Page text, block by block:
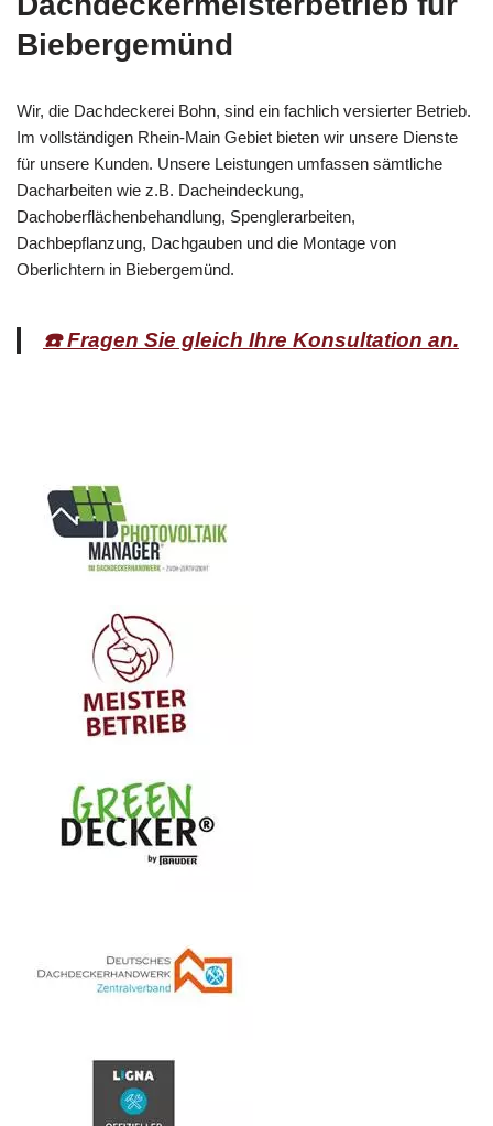
Biebergemünd
Wir, die Dachdeckerei Bohn, sind ein fachlich versierter Betrieb.
Im vollständigen Rhein-Main Gebiet bieten wir unsere Dienste
für unsere Kunden. Unsere Leistungen umfassen sämtliche
Dacharbeiten wie z.B. Dacheindeckung,
Dachoberflächenbehandlung, Spenglerarbeiten,
Dachbepflanzung, Dachgauben und die Montage von
Oberlichtern in Biebergemünd.
☎️ Fragen Sie gleich Ihre Konsultation an.